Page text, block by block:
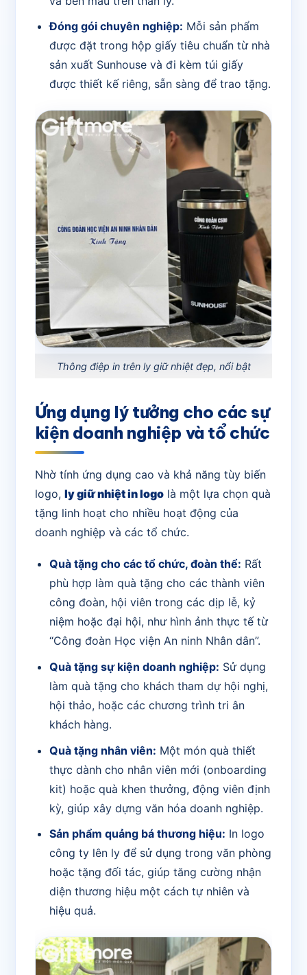
Đóng gói chuyên nghiệp: Mỗi sản phẩm
được đặt trong hộp giấy tiêu chuẩn từ nhà
sản xuất Sunhouse và đi kèm túi giấy
được thiết kế riêng, sẵn sàng để trao tặng.
Thông điệp in trên ly giữ nhiệt đẹp, nổi bật
Ứng dụng lý tưởng cho các sự
kiện doanh nghiệp và tổ chức
Nhờ tính ứng dụng cao và khả năng tùy biến
logo, ly giữ nhiệt in logolà một lựa chọn quà
tặng linh hoạt cho nhiều hoạt động của
doanh nghiệp và các tổ chức.
Quà tặng cho các tổ chức, đoàn thể: Rất
phù hợp làm quà tặng cho các thành viên
công đoàn, hội viên trong các dịp lễ, kỷ
niệm hoặc đại hội, như hình ảnh thực tế từ
“Công đoàn Học viện An ninh Nhân dân”.
Quà tặng sự kiện doanh nghiệp: Sử dụng
làm quà tặng cho khách tham dự hội nghị,
hội thảo, hoặc các chương trình tri ân
khách hàng.
Quà tặng nhân viên: Một món quà thiết
thực dành cho nhân viên mới (onboarding
kit) hoặc quà khen thưởng, động viên định
kỳ, giúp xây dựng văn hóa doanh nghiệp.
Sản phẩm quảng bá thương hiệu: In logo
công ty lên ly để sử dụng trong văn phòng
hoặc tặng đối tác, giúp tăng cường nhận
diện thương hiệu một cách tự nhiên và
hiệu quả.